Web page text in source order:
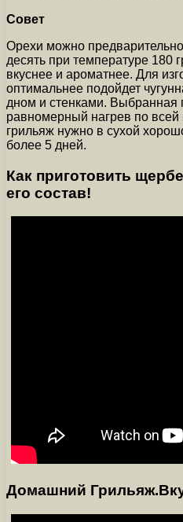
Совет
Орехи можно
десять при температуре 180
вкуснее и ароматнее. Для
оптимальнее подойдет
дном и стенками. Выбранная
равномерный нагрев по всей
грильяж нужно в сухой
более 5 дней.
Как приготовить
его состав!
Домашний